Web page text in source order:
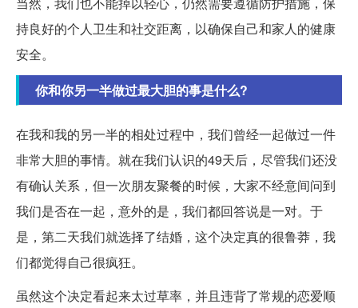
持良好的个人卫生和社交距离，以确保自己和家人的健康
安全。
你和你另一半做过最大胆的事是什么?
在我和我的另一半的相处过程中，我们曾经一起做过一件
非常大胆的事情。就在我们认识的49天后，尽管我们还没
有确认关系，但一次朋友聚餐的时候，大家不经意间问到
我们是否在一起，意外的是，我们都回答说是一对。于
是，第二天我们就选择了结婚，这个决定真的很鲁莽，我
们都觉得自己很疯狂。
虽然这个决定看起来太过草率，并且违背了常规的恋爱顺